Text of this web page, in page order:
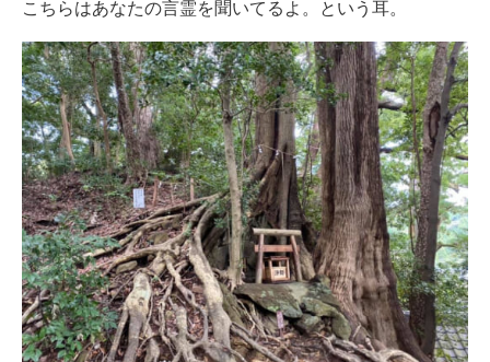
こちらはあなたの言霊を聞いてるよ。という耳。